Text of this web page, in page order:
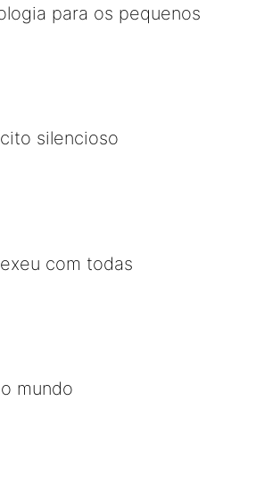
para os pequenos
silencioso
com todas
mundo